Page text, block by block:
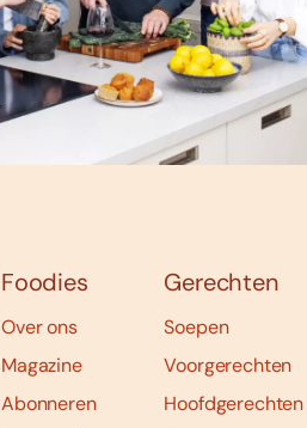
Foodies
Over ons
Magazine
Abonneren
Gerechten
Soepen
Voorgerechten
Hoofdgerechten